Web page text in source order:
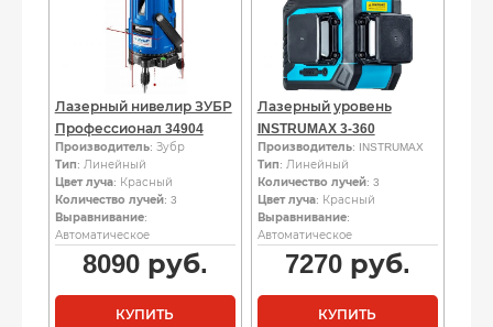
Лазерный нивелир ЗУБР
Профессионал 34904
Производитель: Зубр
Тип: Линейный
Цвет луча: Красный
Количество лучей: 3
Выравнивание:
Автоматическое
8090руб.
КУПИТЬ
Лазерный уровень
INSTRUMAX 3-360
Производитель: INSTRUMAX
Тип: Линейный
Количество лучей: 3
Цвет луча: Красный
Выравнивание:
Автоматическое
7270руб.
КУПИТЬ